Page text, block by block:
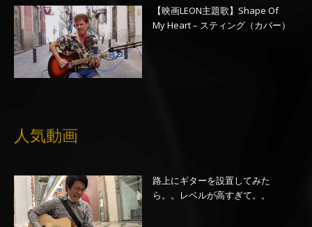
【映画LEON主題歌】Shape Of
My Heart – スティング（カバー）
人気動画
路上にギターを設置してみた
ら。。レベルが高すぎて。。